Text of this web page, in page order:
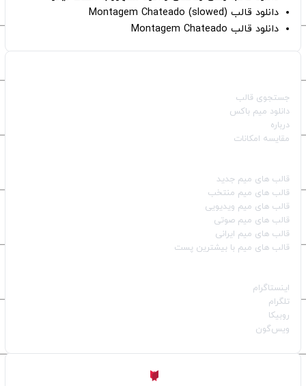
دانلود قالب Montagem Chateado (slowed)
دانلود قالب Montagem Chateado
جستجوی قالب
دانلود میم باکس
درباره
مقایسه امکانات
قالب‌ های میم جدید
قالب‌ های میم منتخب
قالب‌ های میم ویدیویی
قالب‌ های میم صوتی
قالب‌ های میم ایرانی
قالب‌ های میم با بیشترین پست
اینستاگرام
تلگرام
روبیکا
ویس‌گون